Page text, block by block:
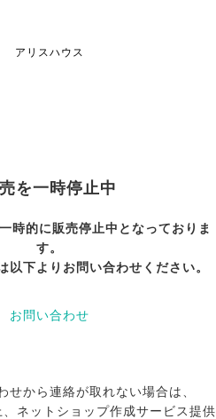
アリスハウス
を一時停止中
時的に販売停止中となっておりま
す。
以下よりお問い合わせください。
お問い合わせ
せから連絡が取れない場合は、
、ネットショップ作成サービス提供